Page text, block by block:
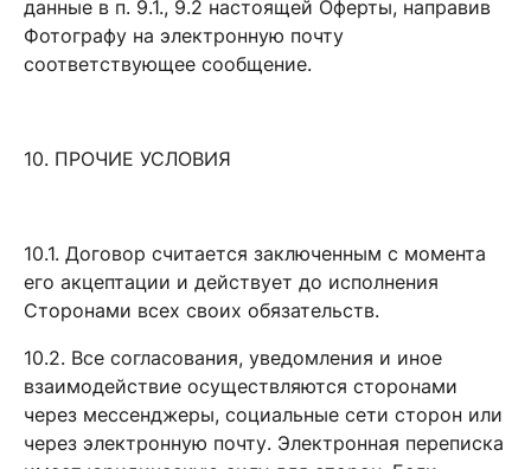
данные в п. 9.1., 9.2 настоящей Оферты, направив
Фотографу на электронную почту
соответствующее сообщение.
10. ПРОЧИЕ УСЛОВИЯ
10.1. Договор считается заключенным с момента
его акцептации и действует до исполнения
Сторонами всех своих обязательств.
10.2. Все согласования, уведомления и иное
взаимодействие осуществляются сторонами
через мессенджеры, социальные сети сторон или
через электронную почту. Электронная переписка